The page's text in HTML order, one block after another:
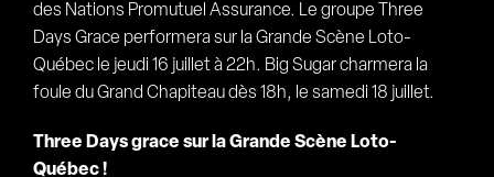
des Nations Promutuel Assurance. Le groupe Three
Days Grace performera sur la Grande Scène Loto-
Québec le jeudi 16 juillet à 22h. Big Sugar charmera la
foule du Grand Chapiteau dès 18h, le samedi 18 juillet.
Three Days grace sur la Grande Scène Loto-
Québec !